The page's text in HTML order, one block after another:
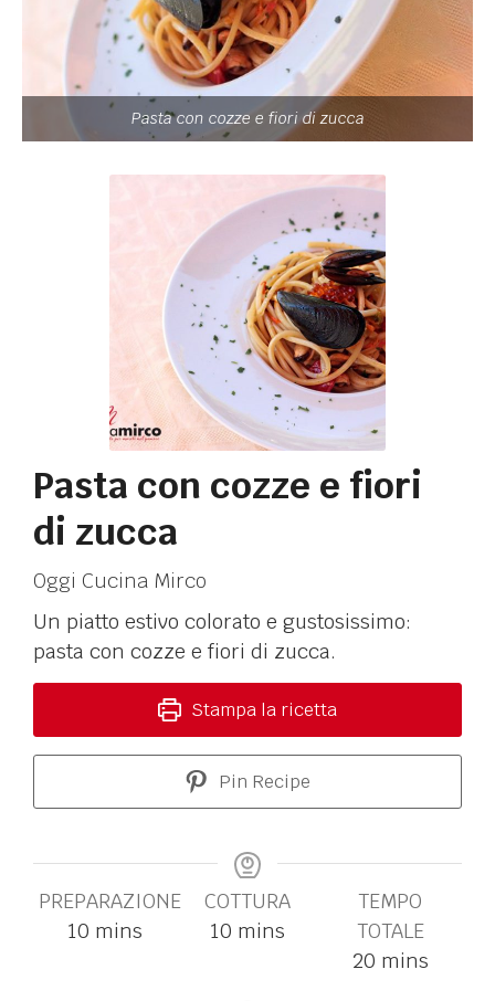
Pasta con cozze e fiori di zucca
Pasta con cozze e fiori
di zucca
Oggi Cucina Mirco
Un piatto estivo colorato e gustosissimo:
pasta con cozze e fiori di zucca.
Stampa la ricetta
Pin Recipe
PREPARAZIONE
10 mins
COTTURA
10 mins
TEMPO
TOTALE
20 mins